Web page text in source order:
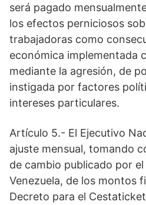
será pagado
los efectos perniciosos
trabajadoras como
económica implementada
mediante la agresión, de
instigada por factores
intereses particulares.
Artículo 5.- El Ejecutivo
ajuste mensual, tomando
de cambio publicado por
Venezuela, de los montos
Decreto para el